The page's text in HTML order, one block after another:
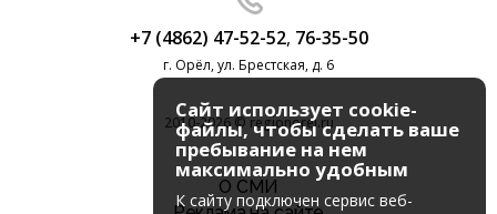
+7 (4862) 47-52-52, 76-35-50
г. Орёл, ул. Брестская, д. 6
2010-2026 © regionorel.ru
О СМИ
Сайт использует cookie-
файлы, чтобы сделать ваше
пребывание на нем
максимально удобным
К cайту подключен сервис веб-